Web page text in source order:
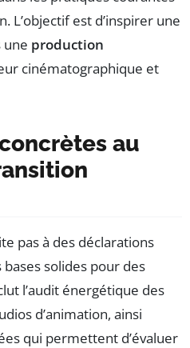
L’objectif est d’inspirer une
une production
cinématographique et
au
pas à des déclarations
bases solides pour des
l’audit énergétique des
d’animation, ainsi
qui permettent d’évaluer